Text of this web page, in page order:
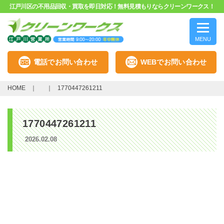
江戸川区の不用品回収・買取を即日対応！無料見積もりならクリーンワークス！
MENU
電話でお問い合わせ WEBでお問い合わせ
HOME 1770447261211
1770447261211
2026.02.08